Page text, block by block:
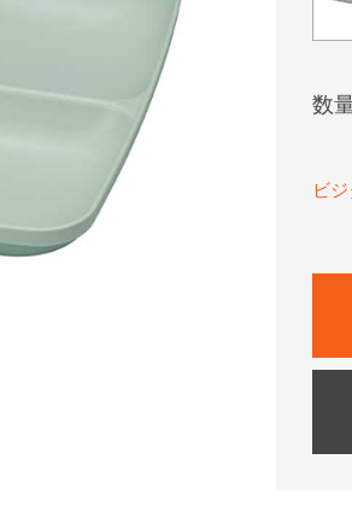
数
ビ